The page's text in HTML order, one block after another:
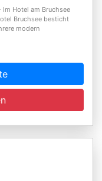
Im Hotel am Bruchsee
Bruchsee besticht
modern